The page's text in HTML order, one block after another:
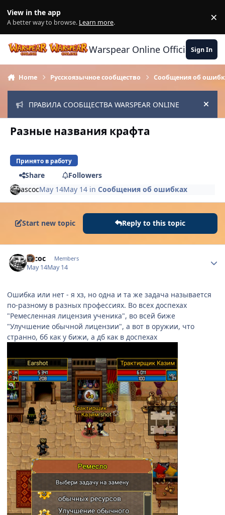
View in the app
A better way to browse. Learn more. ×
Warspear Online Official Forum
Sign In
Home Русскоязычное сообщество Сообщения об
ПРАВИЛА СООБЩЕСТВА WARSPEAR ONLINE Hide
Разные названия крафта
Принято в работу
Share
Followers
ascocMay 14May 14 in Сообщения об ошибках
Start new topic Reply to this topic
ascoc Members
May 14May 14
Ошибка или нет - я хз, но одна и та же задача называется
по-разному в разных профессиях. Во всех доспехах
"Ремесленная лицензия ученика", во всей биже
"Улучшение обычной лицензии", а вот в оружии, что
странно, бб как у бижи, а дб как в доспехах